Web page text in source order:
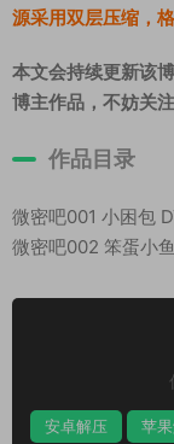
源采用双层压缩，
本文会持续更新该
博主作品，不妨关
作品目录
微密吧001 小困包
微密吧002 笨蛋小
安卓解压 苹